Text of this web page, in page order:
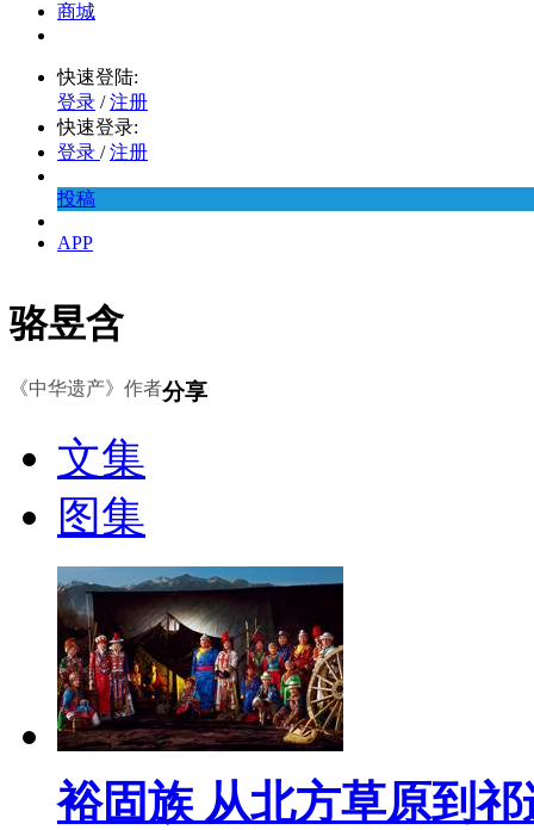
商城
快速登陆:
登录 / 注册
快速登录:
登录 / 注册
投稿
APP
骆昱含
《中华遗产》作者分享
文集
图集
裕固族 从北方草原到